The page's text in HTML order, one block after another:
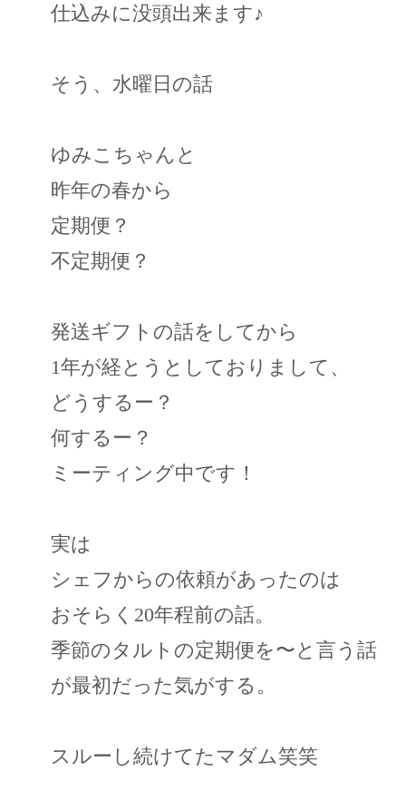
仕込みに没頭出来ます♪
そう、水曜日の話
ゆみこちゃんと
昨年の春から
定期便？
不定期便？
発送ギフトの話をしてから
1年が経とうとしておりまして、
どうするー？
何するー？
ミーティング中です！
実は
シェフからの依頼があったのは
おそらく20年程前の話。
季節のタルトの定期便を〜と言う話
が最初だった気がする。
スルーし続けてたマダム笑笑